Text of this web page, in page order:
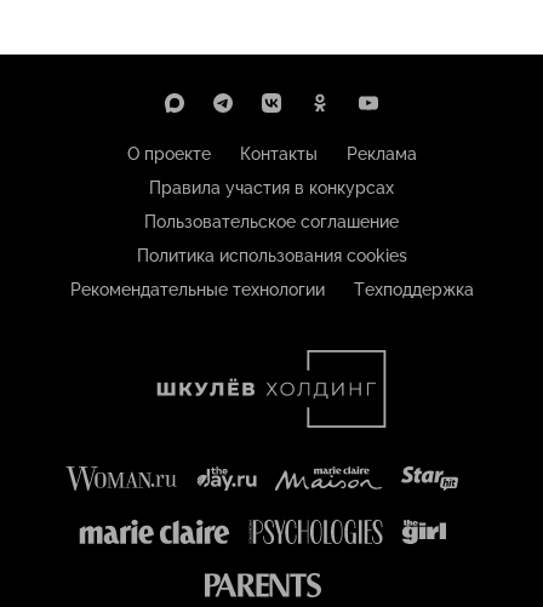
О проекте Контакты
Реклама
Правила участия в конкурсах
Пользовательское соглашение
Политика использования cookies
Рекомендательные технологии
Техподдержка